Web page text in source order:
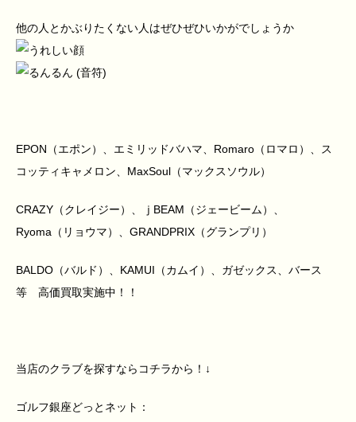
他の人とかぶりたくない人はぜひぜひいかがでしょうか
EPON（エポン）、エミリッドバハマ、Romaro（ロマロ）、ス
コッティキャメロン、MaxSoul（マックスソウル）
CRAZY（クレイジー）、ｊBEAM（ジェービーム）、
Ryoma（リョウマ）、GRANDPRIX（グランプリ）
BALDO（バルド）、KAMUI（カムイ）、ガゼックス、バース
等 高価買取実施中！！
当店のクラブを探すならコチラから！↓
ゴルフ銀座どっとネット：